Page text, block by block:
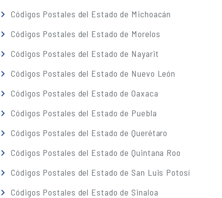
Códigos Postales del Estado de Michoacán
Códigos Postales del Estado de Morelos
Códigos Postales del Estado de Nayarit
Códigos Postales del Estado de Nuevo León
Códigos Postales del Estado de Oaxaca
Códigos Postales del Estado de Puebla
Códigos Postales del Estado de Querétaro
Códigos Postales del Estado de Quintana Roo
Códigos Postales del Estado de San Luis Potosí
Códigos Postales del Estado de Sinaloa